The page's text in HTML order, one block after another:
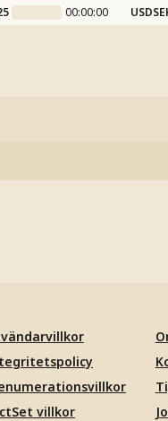
00:00:00
villkor